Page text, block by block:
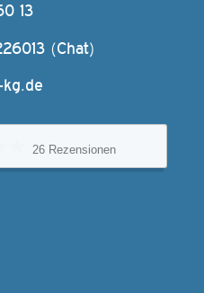
13
(Chat)
26 Rezensionen